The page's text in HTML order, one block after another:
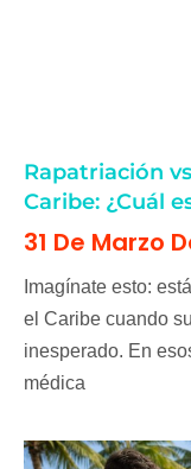
Rapatriación
Caribe: ¿Cuál
31 De Marzo
Imagínate esto:
el Caribe cuando
inesperado. En
médica